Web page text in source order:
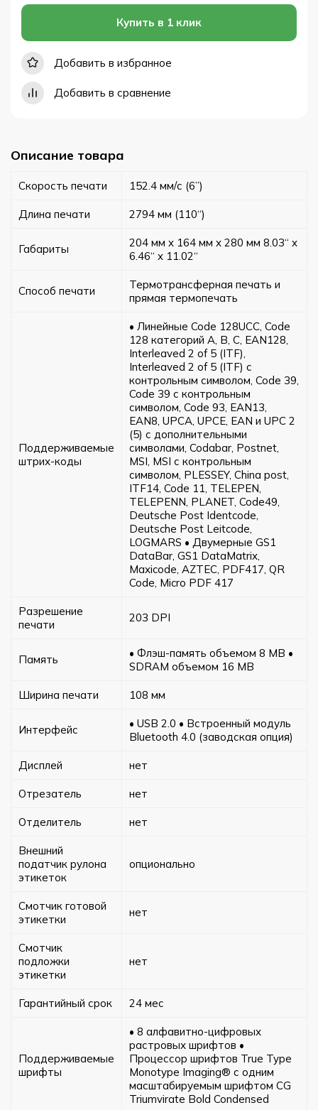
Купить в 1 клик
Добавить в избранное
Добавить в сравнение
Описание товара
Скорость печати 152.4 мм/с (6”)
Длина печати 2794 мм (110“)
Габариты
204 мм x 164 мм x 280 мм 8.03“ x
6.46“ x 11.02“
Способ печати
Термотрансферная печать и
прямая термопечать
Поддерживаемые
штрих-коды
• Линейные Code 128UCC, Code
128 категорий A, B, C, EAN128,
Interleaved 2 of 5 (ITF),
Interleaved 2 of 5 (ITF) с
контрольным символом, Code 39,
Code 39 с контрольным
символом, Code 93, EAN13,
EAN8, UPCA, UPCE, EAN и UPC 2
(5) с дополнительными
символами, Codabar, Postnet,
MSI, MSI с контрольным
символом, PLESSEY, China post,
ITF14, Code 11, TELEPEN,
TELEPENN, PLANET, Code49,
Deutsche Post Identcode,
Deutsche Post Leitcode,
LOGMARS • Двумерные GS1
DataBar, GS1 DataMatrix,
Maxicode, AZTEC, PDF417, QR
Code, Micro PDF 417
Разрешение
печати
203 DPI
Память
• Флэш-память объемом 8 MB •
SDRAM объемом 16 MB
Ширина печати 108 мм
Интерфейс
• USB 2.0 • Встроенный модуль
Bluetooth 4.0 (заводская опция)
Дисплей нет
Отрезатель нет
Отделитель нет
Внешний
податчик рулона
этикеток
опционально
Смотчик готовой
этикетки
нет
Смотчик
подложки
этикетки
нет
Гарантийный срок 24 мес
Поддерживаемые
шрифты
• 8 алфавитно-цифровых
растровых шрифтов •
Процессор шрифтов True Type
Monotype Imaging® с одним
масштабируемым шрифтом CG
Triumvirate Bold Condensed